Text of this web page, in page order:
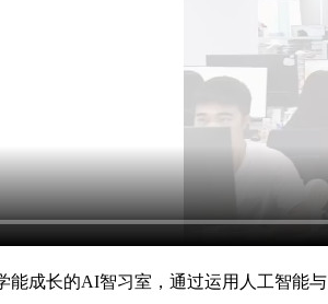
能成长的AI智习室，通过运用人工智能